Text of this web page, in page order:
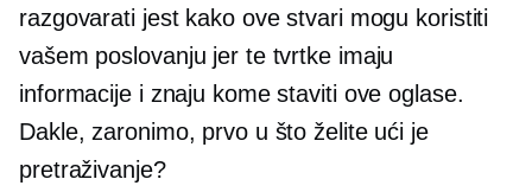
razgovarati jest kako ove stvari mogu koristiti
vašem poslovanju jer te tvrtke imaju
informacije i znaju kome staviti ove oglase.
Dakle, zaronimo, prvo u što želite ući je
pretraživanje?